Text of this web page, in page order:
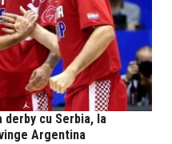
cu Serbia, la
Argentina